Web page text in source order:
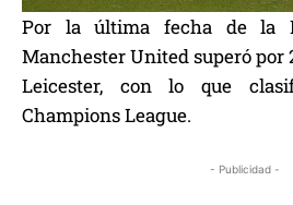
Por la última fecha de la
Manchester United superó por
Leicester, con lo que
Champions League.
- Publicidad -